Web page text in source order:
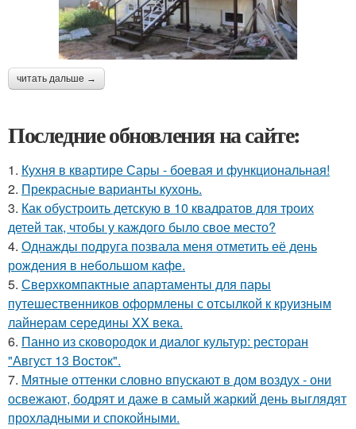
читать дальше →
Последние обновления на сайте:
1. Кухня в квартире Сары - боевая и функциональная!
2. Прекрасные варианты кухонь.
3. Как обустроить детскую в 10 квадратов для троих
детей так, чтобы у каждого было свое место?
4. Однажды подруга позвала меня отметить её день
рождения в небольшом кафе.
5. Сверхкомпактные апартаменты для пары
путешественников оформлены с отсылкой к круизным
лайнерам середины XX века.
6. Панно из сковородок и диалог культур: ресторан
"Август 13 Восток".
7. Мятные оттенки словно впускают в дом воздух - они
освежают, бодрят и даже в самый жаркий день выглядят
прохладными и спокойными.